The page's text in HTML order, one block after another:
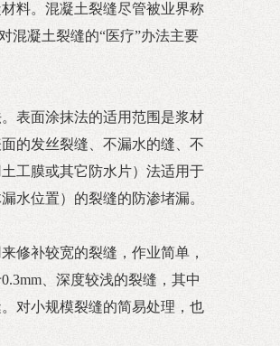
料。混凝土裂缝尽管被业界称
混凝土裂缝的“医疗”办法主要
表面涂抹法的适用范围是浆材
的发丝裂缝、不漏水的缝、不
工膜或其它防水片）法适用于
水位置）的裂缝的防渗堵漏。
修补较宽的裂缝，作业简单，
、深度较浅的裂缝，其中
对小规模裂缝的简易处理，也